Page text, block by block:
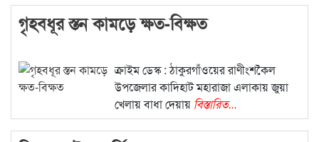
গৃহবধূর স্তন কামড়ে ক্ষত-বিক্ষত
ক্রাইম ডেস্ক : ঠাকুরগাঁওয়ের রাণীংশকৈল
উপজেলার কাদিহাট মহারাজা এলাকায় জুয়া
খেলায় বাধা দেয়ায় বিস্তারিত...